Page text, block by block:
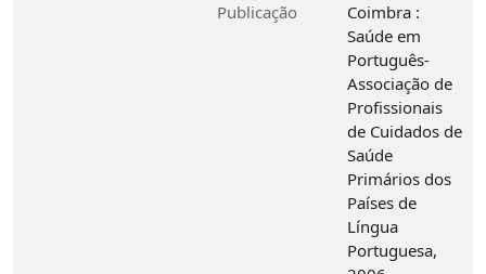
Publicação
Coimbra :
Saúde em
Português-
Associação de
Profissionais
de Cuidados de
Saúde
Primários dos
Países de
Língua
Portuguesa,